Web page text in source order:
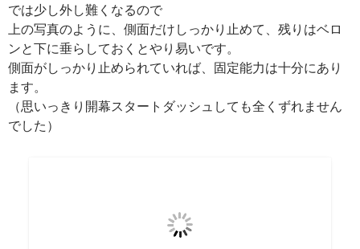
では少し外し難くなるので
上の写真のように、側面だけしっかり止めて、残りはベロ
ンと下に垂らしておくとやり易いです。
側面がしっかり止められていれば、固定能力は十分にあり
ます。
（思いっきり開幕スタートダッシュしても全くずれません
でした）